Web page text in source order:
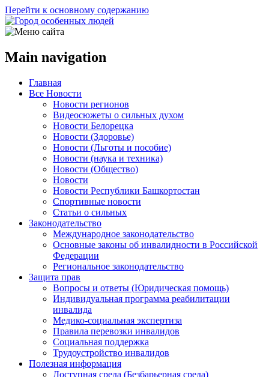
Перейти к основному содержанию
Main navigation
Главная
Все Новости
Новости регионов
Видеосюжеты о сильных духом
Новости Белорецка
Новости (Здоровье)
Новости (Льготы и пособие)
Новости (наука и техника)
Новости (Общество)
Новости
Новости Республики Башкортостан
Спортивные новости
Статьи о сильных
Законодательство
Международное законодательство
Основные законы об инвалидности в Российской
Федерации
Региональное законодательство
Защита прав
Вопросы и ответы (Юридическая помощь)
Индивидуальная программа реабилитации
инвалида
Медико-социальная экспертиза
Правила перевозки инвалидов
Социальная поддержка
Трудоустройство инвалидов
Полезная информация
Доступная среда (Безбарьерная среда)